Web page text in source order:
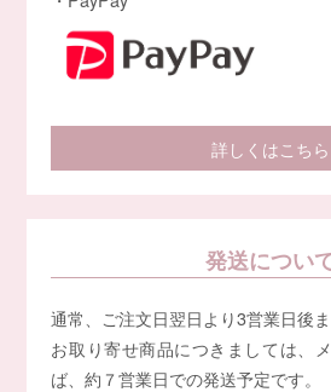
詳しくはこちら
発送につい
通常、ご注文日翌日より3営業日後ま
お取り寄せ商品につきましては、
ば、約７営業日での発送予定です。